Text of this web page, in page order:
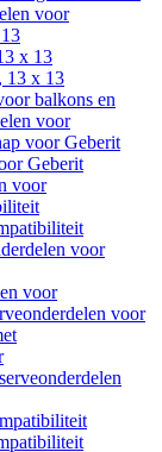
voor
x 13
13 x 13
balkons en
voor
voor Geberit
Geberit
voor
voor
voor
voor